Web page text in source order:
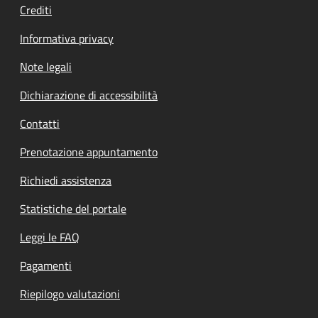
Crediti
Informativa privacy
Note legali
Dichiarazione di accessibilità
Contatti
Prenotazione appuntamento
Richiedi assistenza
Statistiche del portale
Leggi le FAQ
Pagamenti
Riepilogo valutazioni